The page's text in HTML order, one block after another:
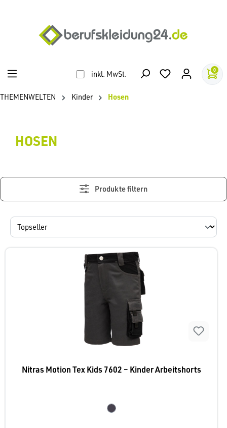
inkl. MwSt. 0
THEMENWELTEN Kinder Hosen
HOSEN
Produkte filtern
Nitras Motion Tex Kids 7602 – Kinder Arbeitshorts